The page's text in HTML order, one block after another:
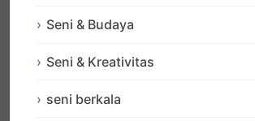
Seni & Budaya
Seni & Kreativitas
seni berkala